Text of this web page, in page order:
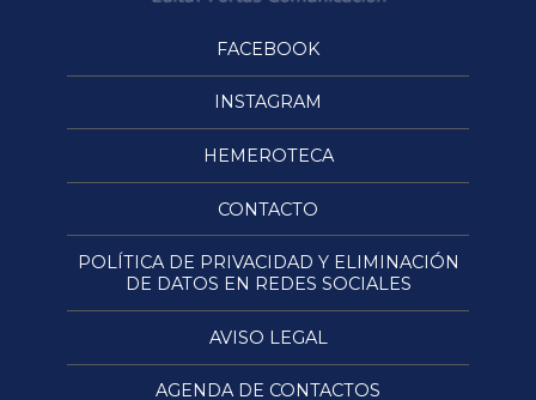
FACEBOOK
INSTAGRAM
HEMEROTECA
CONTACTO
POLÍTICA DE PRIVACIDAD Y ELIMINACIÓN
DE DATOS EN REDES SOCIALES
AVISO LEGAL
AGENDA DE CONTACTOS